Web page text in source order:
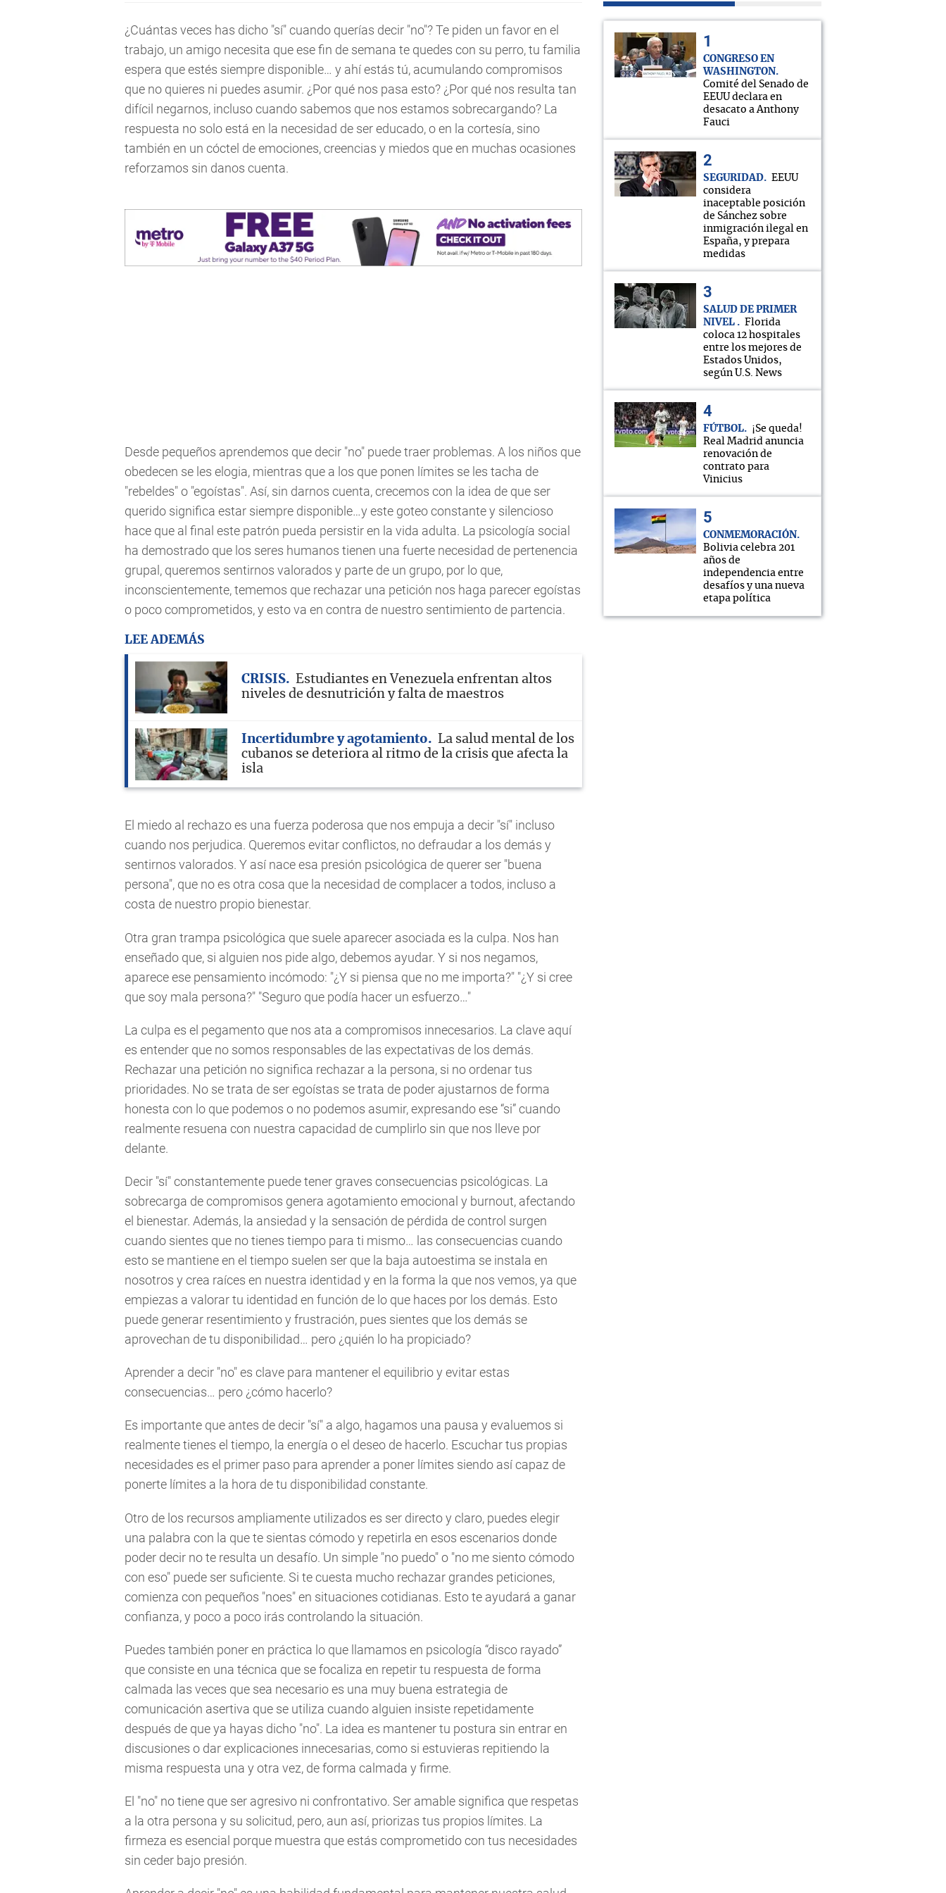
¿Cuántas veces has dicho "sí" cuando querías decir "no"? Te piden un favor en el
trabajo, un amigo necesita que ese fin de semana te quedes con su perro, tu familia
espera que estés siempre disponible… y ahí estás tú, acumulando compromisos
que no quieres ni puedes asumir. ¿Por qué nos pasa esto? ¿Por qué nos resulta tan
difícil negarnos, incluso cuando sabemos que nos estamos sobrecargando? La
respuesta no solo está en la necesidad de ser educado, o en la cortesía, sino
también en un cóctel de emociones, creencias y miedos que en muchas ocasiones
reforzamos sin danos cuenta.
Desde pequeños aprendemos que decir "no" puede traer problemas. A los niños que
obedecen se les elogia, mientras que a los que ponen límites se les tacha de
"rebeldes" o "egoístas". Así, sin darnos cuenta, crecemos con la idea de que ser
querido significa estar siempre disponible…y este goteo constante y silencioso
hace que al final este patrón pueda persistir en la vida adulta. La psicología social
ha demostrado que los seres humanos tienen una fuerte necesidad de pertenencia
grupal, queremos sentirnos valorados y parte de un grupo, por lo que,
inconscientemente, tememos que rechazar una petición nos haga parecer egoístas
o poco comprometidos, y esto va en contra de nuestro sentimiento de partencia.
LEE ADEMÁS
CRISIS
Estudiantes en Venezuela enfrentan altos
niveles de desnutrición y falta de maestros
Incertidumbre y agotamiento
La salud mental de los
cubanos se deteriora al ritmo de la crisis que afecta la
isla
El miedo al rechazo es una fuerza poderosa que nos empuja a decir "sí" incluso
cuando nos perjudica. Queremos evitar conflictos, no defraudar a los demás y
sentirnos valorados. Y así nace esa presión psicológica de querer ser "buena
persona", que no es otra cosa que la necesidad de complacer a todos, incluso a
costa de nuestro propio bienestar.
Otra gran trampa psicológica que suele aparecer asociada es la culpa. Nos han
enseñado que, si alguien nos pide algo, debemos ayudar. Y si nos negamos,
aparece ese pensamiento incómodo: "¿Y si piensa que no me importa?" "¿Y si cree
que soy mala persona?" "Seguro que podía hacer un esfuerzo…"
La culpa es el pegamento que nos ata a compromisos innecesarios. La clave aquí
es entender que no somos responsables de las expectativas de los demás.
Rechazar una petición no significa rechazar a la persona, si no ordenar tus
prioridades. No se trata de ser egoístas se trata de poder ajustarnos de forma
honesta con lo que podemos o no podemos asumir, expresando ese “si” cuando
realmente resuena con nuestra capacidad de cumplirlo sin que nos lleve por
delante.
Decir "sí" constantemente puede tener graves consecuencias psicológicas. La
sobrecarga de compromisos genera agotamiento emocional y burnout, afectando
el bienestar. Además, la ansiedad y la sensación de pérdida de control surgen
cuando sientes que no tienes tiempo para ti mismo… las consecuencias cuando
esto se mantiene en el tiempo suelen ser que la baja autoestima se instala en
nosotros y crea raíces en nuestra identidad y en la forma la que nos vemos, ya que
empiezas a valorar tu identidad en función de lo que haces por los demás. Esto
puede generar resentimiento y frustración, pues sientes que los demás se
aprovechan de tu disponibilidad… pero ¿quién lo ha propiciado?
Aprender a decir "no" es clave para mantener el equilibrio y evitar estas
consecuencias… pero ¿cómo hacerlo?
Es importante que antes de decir "sí" a algo, hagamos una pausa y evaluemos si
realmente tienes el tiempo, la energía o el deseo de hacerlo. Escuchar tus propias
necesidades es el primer paso para aprender a poner límites siendo así capaz de
ponerte límites a la hora de tu disponibilidad constante.
Otro de los recursos ampliamente utilizados es ser directo y claro, puedes elegir
una palabra con la que te sientas cómodo y repetirla en esos escenarios donde
poder decir no te resulta un desafío. Un simple "no puedo" o "no me siento cómodo
con eso" puede ser suficiente. Si te cuesta mucho rechazar grandes peticiones,
comienza con pequeños "noes" en situaciones cotidianas. Esto te ayudará a ganar
confianza, y poco a poco irás controlando la situación.
Puedes también poner en práctica lo que llamamos en psicología “disco rayado”
que consiste en una técnica que se focaliza en repetir tu respuesta de forma
calmada las veces que sea necesario es una muy buena estrategia de
comunicación asertiva que se utiliza cuando alguien insiste repetidamente
después de que ya hayas dicho "no". La idea es mantener tu postura sin entrar en
discusiones o dar explicaciones innecesarias, como si estuvieras repitiendo la
misma respuesta una y otra vez, de forma calmada y firme.
El "no" no tiene que ser agresivo ni confrontativo. Ser amable significa que respetas
a la otra persona y su solicitud, pero, aun así, priorizas tus propios límites. La
firmeza es esencial porque muestra que estás comprometido con tus necesidades
sin ceder bajo presión.
CONGRESO EN
WASHINGTON
Comité del Senado de
EEUU declara en
desacato a Anthony
Fauci
SEGURIDAD
EEUU
considera
inaceptable posición
de Sánchez sobre
inmigración ilegal en
España, y prepara
medidas
SALUD DE PRIMER
NIVEL
Florida
coloca 12 hospitales
entre los mejores de
Estados Unidos,
según U.S. News
FÚTBOL
¡Se queda!
Real Madrid anuncia
renovación de
contrato para
Vinicius
CONMEMORACIÓN
Bolivia celebra 201
años de
independencia entre
desafíos y una nueva
etapa política